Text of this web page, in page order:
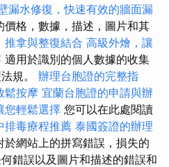
漏水修復，快速有效的牆面漏
價格，數據，描述，圖片和其
推拿與整復結合 高級外燴，讓
適用於識別的個人數據的收集
規。 辦理台胞證的完整指
鬆按摩 宜蘭台胞證的申請與辦
您輕鬆選擇 您可以在此處閱讀
排毒療程推薦 泰國簽證的辦理
於網站上的拼寫錯誤，損失的
錯誤以及圖片和描述的錯誤和